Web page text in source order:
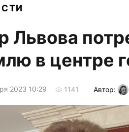
Львова
в центре
2023 10:29 1141 Автор: